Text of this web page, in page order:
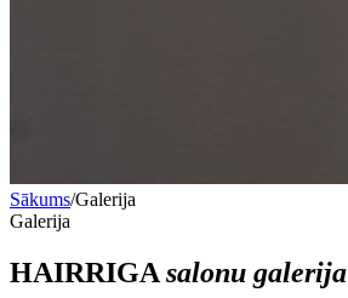
Sākums/Galerija
Galerija
HAIRRIGA salonu galerija